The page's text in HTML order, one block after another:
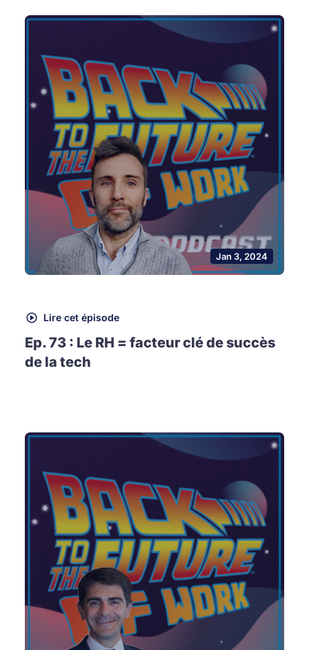
Jan 3, 2024
Lire cet épisode
Ep. 73 : Le RH = facteur clé de succès
de la tech